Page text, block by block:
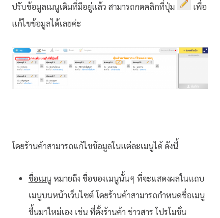
ปรับข้อมูลเมนูเดิมที่มีอยู่แล้ว สามารถกดคลิกที่ปุ่ม
เพื่อ
แก้ไขข้อมูลได้เลยค่ะ
โดยร้านค้าสามารถแก้ไขข้อมูลในแต่ละเมนูได้ ดังนี้
ชื่อเมนู หมายถึง ชื่อของเมนูนั้นๆ ที่จะแสดงผลในแถบ
เมนูบนหน้าเว็บไซต์ โดยร้านค้าสามารถกำหนดชื่อเมนู
ขึ้นมาใหม่เอง เช่น ที่ตั้งร้านค้า ข่าวสาร โปรโมชั่น